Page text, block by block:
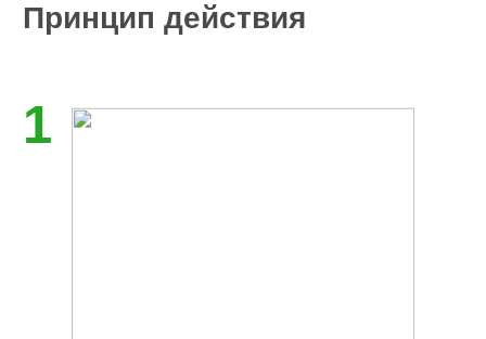
Принцип действия
1